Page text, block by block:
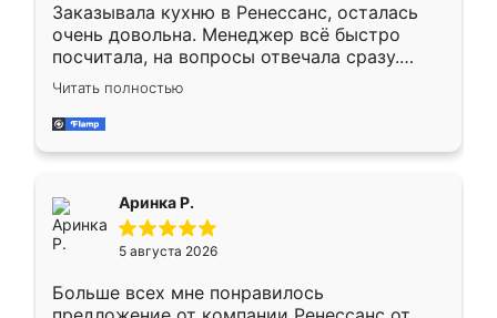
Заказывала кухню в Ренессанс, осталась
очень довольна. Менеджер всё быстро
посчитала, на вопросы отвечала сразу.
Замерщик приехал в субботу, подошёл к
делу со всей ответственностью. Собрали
за день, ребята работали аккуратно, даже
Читать полностью
Аринка Р.
5 августа 2026
Больше всех мне понравилось